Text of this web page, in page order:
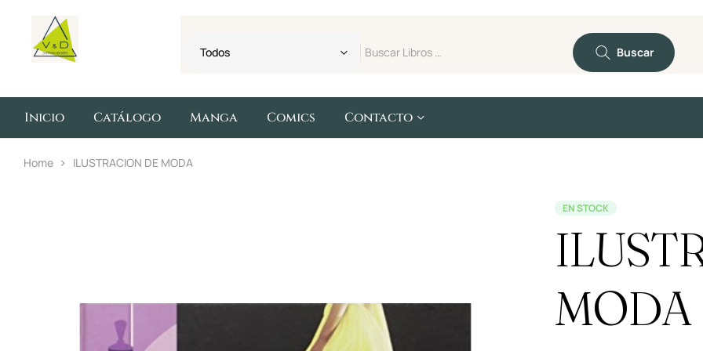
Buscar
Todos
Inicio Catálogo Manga Comics Contacto
Home ILUSTRACION DE MODA
EN STOCK
MODA